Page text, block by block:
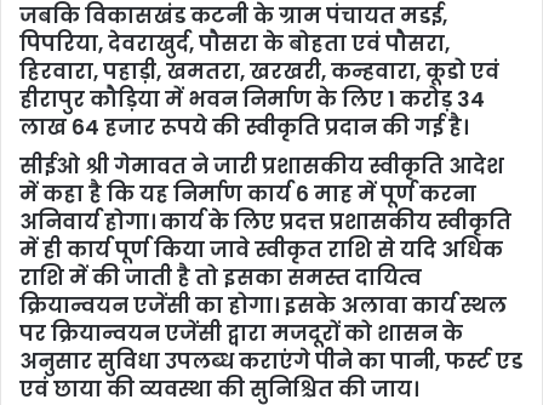
जबकि विकासखंड कटनी के ग्राम पंचायत मडई,
पिपरिया, देवराखुर्द, पौसरा के बोहता एवं पौसरा,
हिरवारा, पहाड़ी, खमतरा, खरखरी, कन्हवारा, कूडो एवं
हीरापुर कौड़िया में भवन निर्माण के लिए 1 करोड़ 34
लाख 64 हजार रूपये की स्वीकृति प्रदान की गई है।
सीईओ श्री गेमावत ने जारी प्रशासकीय स्वीकृति आदेश
में कहा है कि यह निर्माण कार्य 6 माह में पूर्ण करना
अनिवार्य होगा। कार्य के लिए प्रदत्त प्रशासकीय स्वीकृति
में ही कार्य पूर्ण किया जावे स्वीकृत राशि से यदि अधिक
राशि में की जाती है तो इसका समस्त दायित्व
क्रियान्वयन एजेंसी का होगा। इसके अलावा कार्य स्थल
पर क्रियान्वयन एजेंसी द्वारा मजदूरों को शासन के
अनुसार सुविधा उपलब्ध कराएंगे पीने का पानी, फर्स्ट एड
एवं छाया की व्यवस्था की सुनिश्चित की जाय।